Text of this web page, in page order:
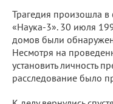
Трагедия произошла в
«Наука-3». 30 июля
домов были
Несмотря на
установить личность
расследование было